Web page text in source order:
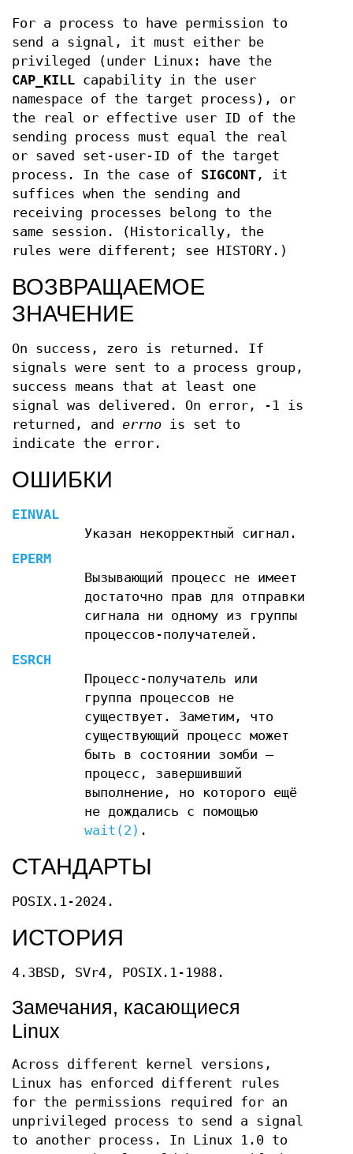
For a process to have permission to
send a signal, it must either be
privileged (under Linux: have the
CAP_KILL capability in the user
namespace of the target process), or
the real or effective user ID of the
sending process must equal the real
or saved set-user-ID of the target
process. In the case of SIGCONT , it
suffices when the sending and
receiving processes belong to the
same session. (Historically, the
rules were different; see HISTORY.)
ВОЗВРАЩАЕМОЕ
ЗНАЧЕНИЕ
On success, zero is returned. If
signals were sent to a process group,
success means that at least one
signal was delivered. On error, -1 is
returned, and errno is set to
indicate the error.
ОШИБКИ
EINVAL
Указан некорректный сигнал.
EPERM
Вызывающий процесс не имеет
достаточно прав для отправки
сигнала ни одному из группы
процессов-получателей.
ESRCH
Процесс-получатель или
группа процессов не
существует. Заметим, что
существующий процесс может
быть в состоянии зомби —
процесс, завершивший
выполнение, но которого ещё
не дождались с помощью
wait(2) .
СТАНДАРТЫ
POSIX.1-2024.
ИСТОРИЯ
4.3BSD, SVr4, POSIX.1-1988.
Замечания, касающиеся
Linux
Across different kernel versions,
Linux has enforced different rules
for the permissions required for an
unprivileged process to send a signal
to another process. In Linux 1.0 to